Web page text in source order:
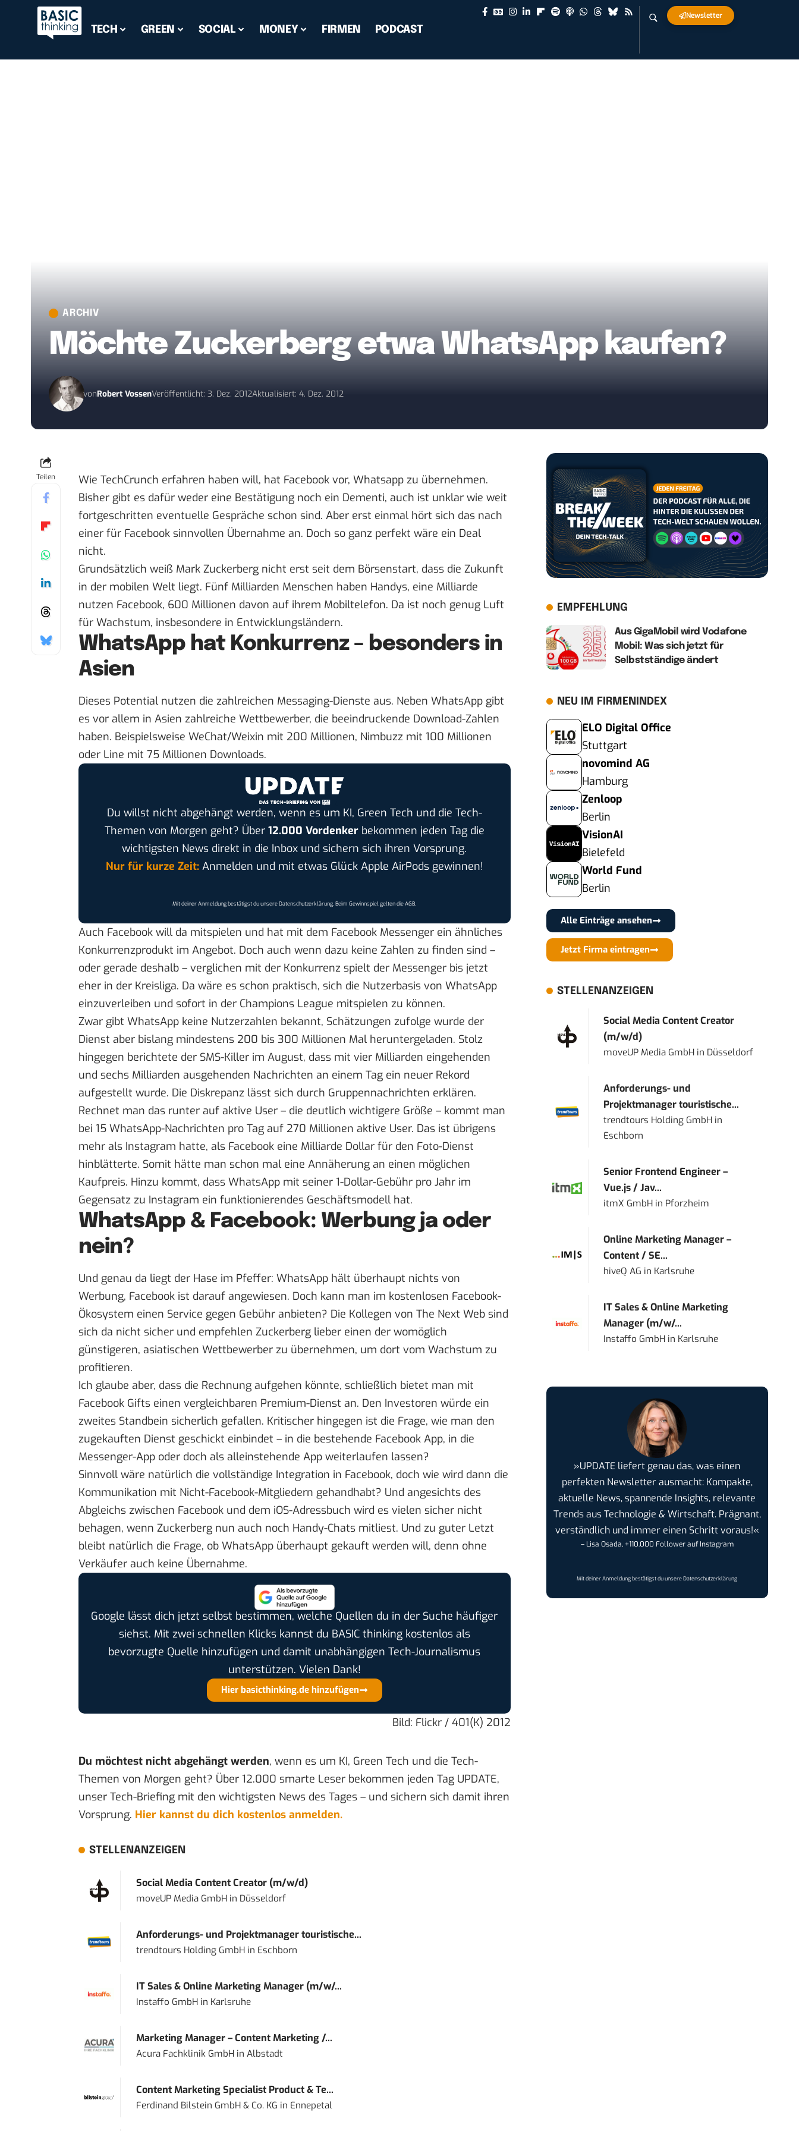
TECH GREEN SOCIAL MONEY FIRMEN PODCAST
Newsletter
ARCHIV
Möchte Zuckerberg etwa WhatsApp kaufen?
vonRobert VossenVeröffentlicht: 3. Dez. 2012Aktualisiert: 4. Dez. 2012
Teilen Wie TechCrunch erfahren haben will, hat Facebook vor, Whatsapp zu übernehmen.
Bisher gibt es dafür weder eine Bestätigung noch ein Dementi, auch ist unklar wie weit
fortgeschritten eventuelle Gespräche schon sind. Aber erst einmal hört sich das nach
einer für Facebook sinnvollen Übernahme an. Doch so ganz perfekt wäre ein Deal
nicht.
Grundsätzlich weiß Mark Zuckerberg nicht erst seit dem Börsenstart, dass die Zukunft
in der mobilen Welt liegt. Fünf Milliarden Menschen haben Handys, eine Milliarde
nutzen Facebook, 600 Millionen davon auf ihrem Mobiltelefon. Da ist noch genug Luft
für Wachstum, insbesondere in Entwicklungsländern.
WhatsApp hat Konkurrenz – besonders in
Asien
Dieses Potential nutzen die zahlreichen Messaging-Dienste aus. Neben WhatsApp gibt
es vor allem in Asien zahlreiche Wettbewerber, die beeindruckende Download-Zahlen
haben. Beispielsweise WeChat/Weixin mit 200 Millionen, Nimbuzz mit 100 Millionen
oder Line mit 75 Millionen Downloads.
Du willst nicht abgehängt werden, wenn es um KI, Green Tech und die Tech-
Themen von Morgen geht? Über 12.000 Vordenkerbekommen jeden Tag die
wichtigsten News direkt in die Inbox und sichern sich ihren Vorsprung.
Nur für kurze Zeit:Anmelden und mit etwas Glück Apple AirPods gewinnen!
Mit deiner Anmeldung bestätigst du unsereDatenschutzerklärung. Beim Gewinnspiel gelten dieAGB.
Auch Facebook will da mitspielen und hat mit dem Facebook Messenger ein ähnliches
Konkurrenzprodukt im Angebot. Doch auch wenn dazu keine Zahlen zu finden sind –
oder gerade deshalb – verglichen mit der Konkurrenz spielt der Messenger bis jetzt
eher in der Kreisliga. Da wäre es schon praktisch, sich die Nutzerbasis von WhatsApp
einzuverleiben und sofort in der Champions League mitspielen zu können.
Zwar gibt WhatsApp keine Nutzerzahlen bekannt, Schätzungen zufolge wurde der
Dienst aber bislang mindestens 200 bis 300 Millionen Mal heruntergeladen. Stolz
hingegen berichtete der SMS-Killer im August, dass mit vier Milliarden eingehenden
und sechs Milliarden ausgehenden Nachrichten an einem Tag ein neuer Rekord
aufgestellt wurde. Die Diskrepanz lässt sich durch Gruppennachrichten erklären.
Rechnet man das runter auf aktive User – die deutlich wichtigere Größe – kommt man
bei 15 WhatsApp-Nachrichten pro Tag auf 270 Millionen aktive User. Das ist übrigens
mehr als Instagram hatte, als Facebook eine Milliarde Dollar für den Foto-Dienst
hinblätterte. Somit hätte man schon mal eine Annäherung an einen möglichen
Kaufpreis. Hinzu kommt, dass WhatsApp mit seiner 1-Dollar-Gebühr pro Jahr im
Gegensatz zu Instagram ein funktionierendes Geschäftsmodell hat.
WhatsApp & Facebook: Werbung ja oder
nein?
Und genau da liegt der Hase im Pfeffer: WhatsApp hält überhaupt nichts von
Werbung, Facebook ist darauf angewiesen. Doch kann man im kostenlosen Facebook-
Ökosystem einen Service gegen Gebühr anbieten? Die Kollegen von The Next Web sind
sich da nicht sicher und empfehlen Zuckerberg lieber einen der womöglich
günstigeren, asiatischen Wettbewerber zu übernehmen, um dort vom Wachstum zu
profitieren.
Ich glaube aber, dass die Rechnung aufgehen könnte, schließlich bietet man mit
Facebook Gifts einen vergleichbaren Premium-Dienst an. Den Investoren würde ein
zweites Standbein sicherlich gefallen. Kritischer hingegen ist die Frage, wie man den
zugekauften Dienst geschickt einbindet – in die bestehende Facebook App, in die
Messenger-App oder doch als alleinstehende App weiterlaufen lassen?
Sinnvoll wäre natürlich die vollständige Integration in Facebook, doch wie wird dann die
Kommunikation mit Nicht-Facebook-Mitgliedern gehandhabt? Und angesichts des
Abgleichs zwischen Facebook und dem iOS-Adressbuch wird es vielen sicher nicht
behagen, wenn Zuckerberg nun auch noch Handy-Chats mitliest. Und zu guter Letzt
bleibt natürlich die Frage, ob WhatsApp überhaupt gekauft werden will, denn ohne
Verkäufer auch keine Übernahme.
Google lässt dich jetzt selbst bestimmen, welche Quellen du in der Suche häufiger
siehst. Mit zwei schnellen Klicks kannst du BASIC thinking kostenlos als
bevorzugte Quelle hinzufügen und damit unabhängigen Tech-Journalismus
unterstützen. Vielen Dank!
Hier basicthinking.de hinzufügen
Bild: Flickr / 401(K) 2012
Du möchtest nicht abgehängt werden, wenn es um KI, Green Tech und die Tech-
Themen von Morgen geht? Über 12.000 smarte Leser bekommen jeden Tag UPDATE,
unser Tech-Briefing mit den wichtigsten News des Tages – und sichern sich damit ihren
Vorsprung. Hier kannst du dich kostenlos anmelden.
STELLENANZEIGEN
Social Media Content Creator (m/w/d)
moveUP Media GmbHin Düsseldorf
Anforderungs- und Projektmanager touristische...
trendtours Holding GmbHin Eschborn
IT Sales & Online Marketing Manager (m/w/...
Instaffo GmbHin Karlsruhe
Marketing Manager – Content Marketing /...
Acura Fachklinik GmbHin Albstadt
Content Marketing Specialist Product & Te...
Ferdinand Bilstein GmbH & Co. KG in Ennepetal
EMPFEHLUNG
Aus GigaMobil wird Vodafone
Mobil: Was sich jetzt für
Selbstständige ändert
NEU IM FIRMENINDEX
ELO Digital Office
Stuttgart
novomind AG
Hamburg
Zenloop
Berlin
VisionAI
Bielefeld
World Fund
Berlin
Alle Einträge ansehen
Jetzt Firma eintragen
STELLENANZEIGEN
Social Media Content Creator
(m/w/d)
moveUP Media GmbH in Düsseldorf
Anforderungs- und
Projektmanager touristische...
trendtours Holding GmbH in
Eschborn
Senior Frontend Engineer –
Vue.js / Jav...
itmX GmbH in Pforzheim
Online Marketing Manager –
Content / SE...
hiveQ AG in Karlsruhe
IT Sales & Online Marketing
Manager (m/w/...
Instaffo GmbH in Karlsruhe
»UPDATE liefert genau das, was einen
perfekten Newsletter ausmacht: Kompakte,
aktuelle News, spannende Insights, relevante
Trends aus Technologie & Wirtschaft. Prägnant,
verständlich und immer einen Schritt voraus!«
– Lisa Osada, +110.000 Follower auf Instagram
Mit deiner Anmeldung bestätigst du unsereDatenschutzerklärung